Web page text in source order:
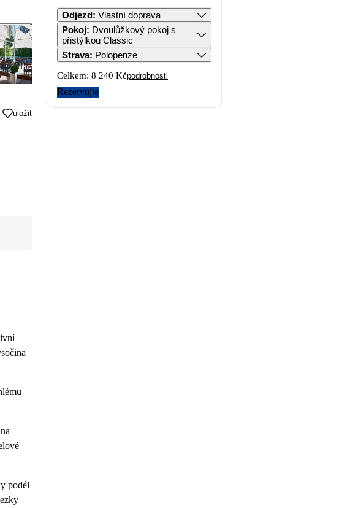
uložit
podél
Odjezd: Vlastní doprava
Pokoj: Dvoulůžkový pokoj s
přistýlkou Classic
Strava: Polopenze
Celkem: 8 240 Kčpodrobnosti
Rezervujte